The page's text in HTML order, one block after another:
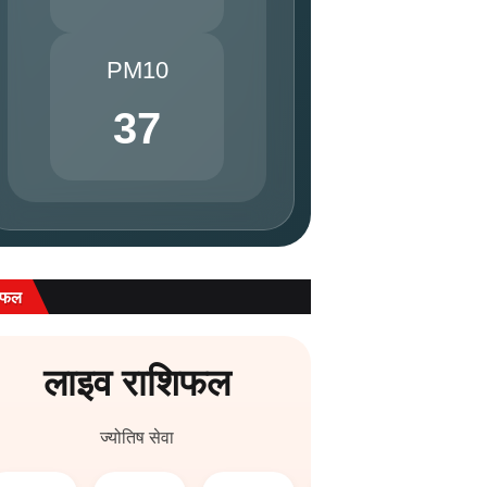
PM10
37
लाइव राशिफल
ज्योतिष सेवा